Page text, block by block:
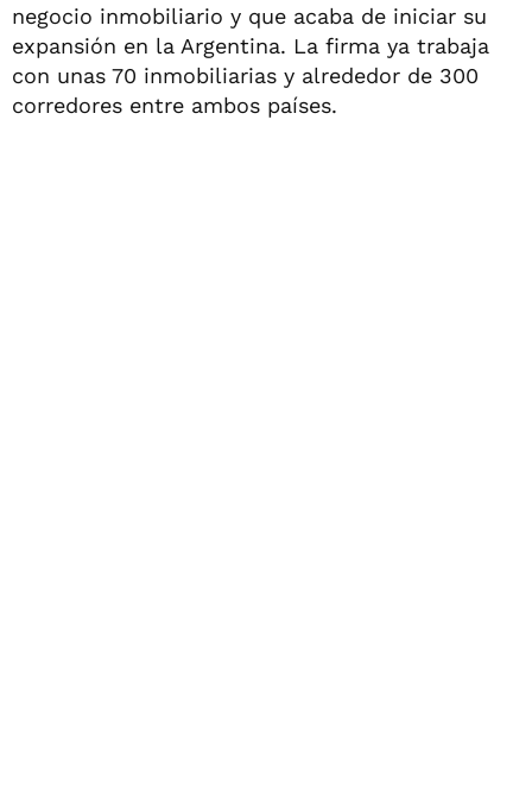
negocio inmobiliario y que acaba de iniciar su
expansión en la Argentina. La firma ya trabaja
con unas 70 inmobiliarias y alrededor de 300
corredores entre ambos países.